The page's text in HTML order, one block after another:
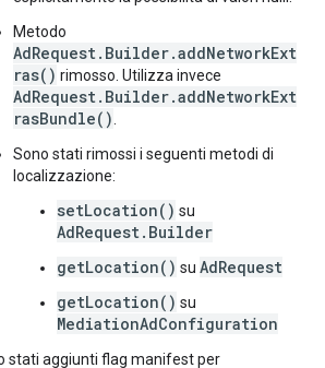
Metodo
AdRequest.Builder.addNetworkExt
ras() rimosso. Utilizza invece
AdRequest.Builder.addNetworkExt
rasBundle()
Sono stati rimossi i seguenti metodi di
localizzazione:
setLocation() su
AdRequest.Builder
getLocation() su AdRequest
getLocation() su
MediationAdConfiguration
stati aggiunti flag manifest per